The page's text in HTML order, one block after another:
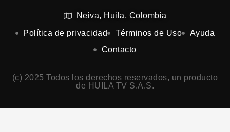
Neiva, Huila, Colombia
Política de privacidad
Términos de Uso
Ayuda
Contacto
(c) 2025 Todos los derechos reservados, un producto
de HUILA TV S.A.S.